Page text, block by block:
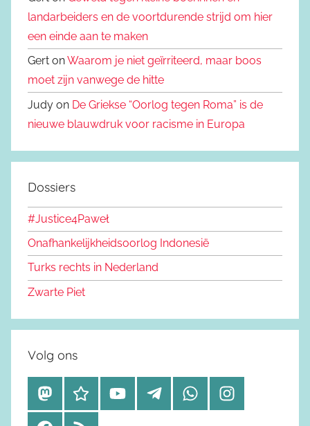
landarbeiders en de voortdurende strijd om hier
een einde aan te maken
Gert onWaarom je niet geïrriteerd, maar boos
moet zijn vanwege de hitte
Judy on De Griekse “Oorlog tegen Roma” is de
nieuwe blauwdruk voor racisme in Europa
Dossiers
#Justice4Paweł
Onafhankelijkheidsoorlog Indonesië
Turks rechts in Nederland
Zwarte Piet
Volg ons
M
a
B
l
Y
o
T
e
W
h
I
n